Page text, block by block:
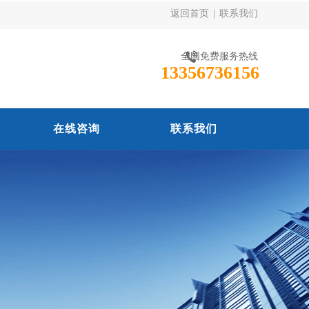
返回首页 联系我们
全国免费服务热线
13356736156
在线咨询 联系我们